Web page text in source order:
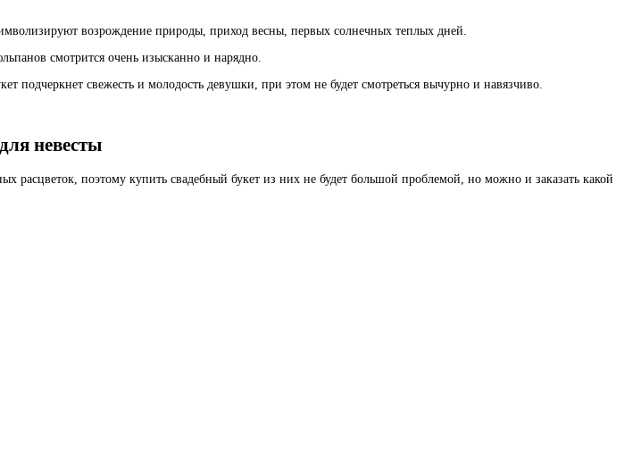
возрождение природы, приход весны, первых солнечных теплых дней.
смотрится очень изысканно и нарядно.
свежесть и молодость девушки, при этом не будет смотреться вычурно и навязчиво.
невесты
расцветок, поэтому купить свадебный букет из них не будет большой проблемой, но можно и заказать какой